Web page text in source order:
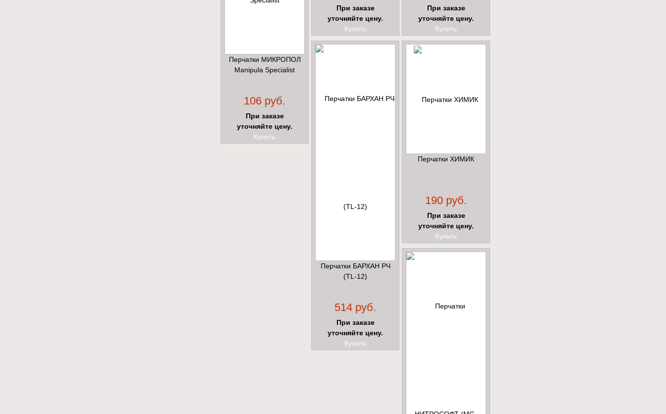
Перчатки МИКРОПОЛ
Manipula Specialist
106 руб.
При заказе
уточняйте цену.
Купить
При заказе
уточняйте цену.
Купить
При заказе
уточняйте цену.
Купить
Перчатки БАРХАН РЧ
(TL-12)
514 руб.
При заказе
уточняйте цену.
Купить
Перчатки ХИМИК
190 руб.
При заказе
уточняйте цену.
Купить